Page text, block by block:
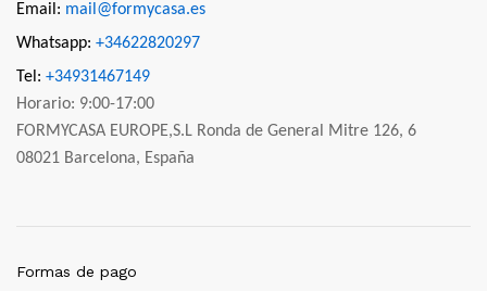
Email: mail@formycasa.es
Whatsapp: +34622820297
Tel: +34931467149
Horario: 9:00-17:00
FORMYCASA EUROPE,S.L Ronda de General Mitre 126, 6
08021 Barcelona, España
Formas de pago